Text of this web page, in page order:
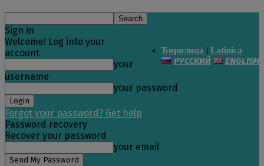
Ћирилица | Latinica
РУССКИЙ ENGLISH
Sign in
Welcome! Log into your
account
your
username
your password
Forgot your password? Get help
Password recovery
Recover your password
your email